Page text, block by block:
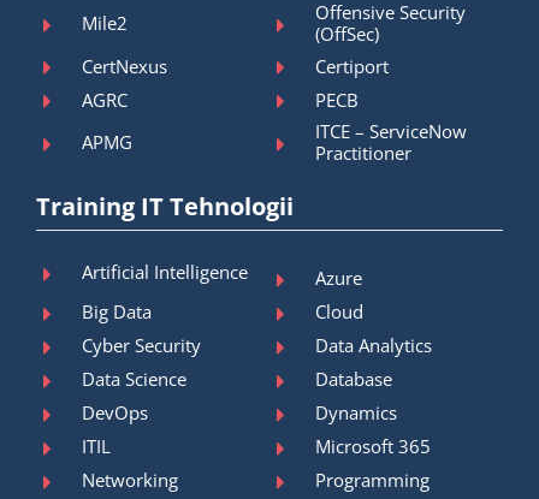
Mile2
Offensive Security
(OffSec)
CertNexus
Certiport
AGRC
PECB
APMG
ITCE – ServiceNow
Practitioner
Training IT Tehnologii
Artificial Intelligence
Azure
Big Data
Cloud
Cyber Security
Data Analytics
Data Science
Database
DevOps
Dynamics
ITIL
Microsoft 365
Networking
Programming